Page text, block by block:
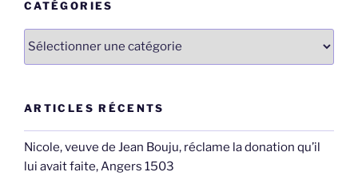
CATÉGORIES
Catégories
ARTICLES RÉCENTS
Nicole, veuve de Jean Bouju, réclame la donation qu’il
lui avait faite, Angers 1503